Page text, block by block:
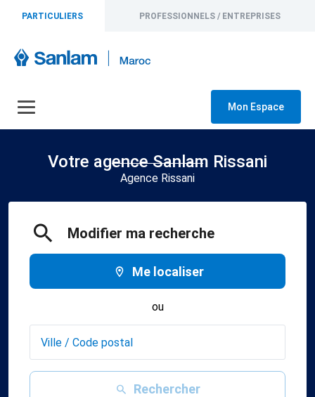
PARTICULIERS PROFESSIONNELS / ENTREPRISES
Mon Espace
Votre agence Sanlam Rissani
Agence Rissani
Modifier ma recherche
Me localiser
ou
Rechercher